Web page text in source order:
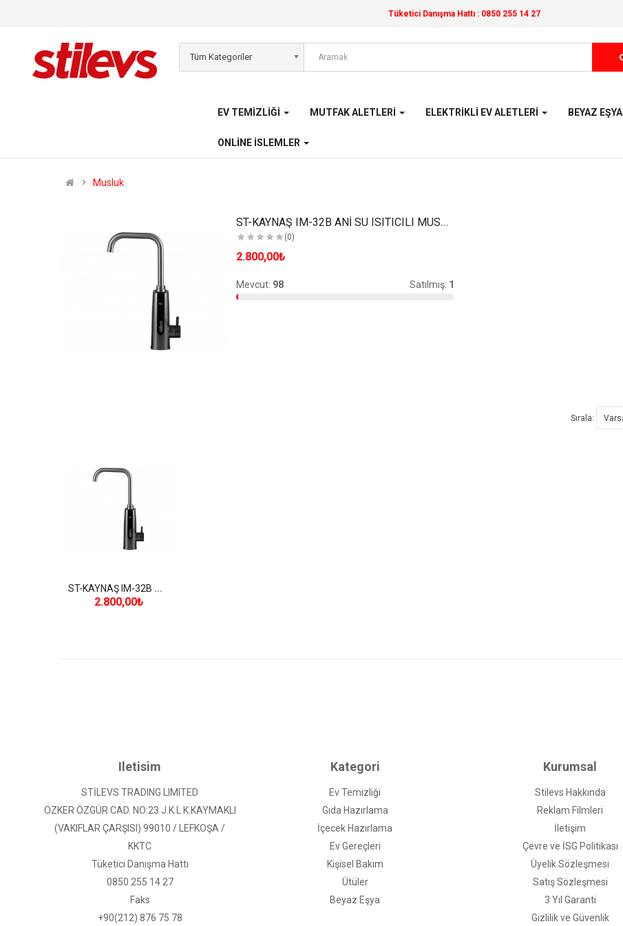
Tüketici Danışma Hattı : 0850 255 14 27
Tüm Kategoriler
EV TEMIZLIĞI MUTFAK ALETLERI ELEKTRIKLI EV ALETLERI BEYAZ EŞYA
ONLINE İSLEMLER
Musluk
ST-KAYNAŞ IM-32B ANİ SU ISITICILI MUSLUK
(0)
2.800,00₺
Mevcut: 98 Satılmış: 1
Sırala:
S
T-KAYNAŞ IM-32B ANİ SU ISITICILI MUSLUK
2.800,00₺
Iletisim
STİLEVS TRADING LIMITED
ÖZKER ÖZGÜR CAD. NO:23 J.K.L K.KAYMAKLI
(VAKIFLAR ÇARŞISI) 99010 / LEFKOŞA /
KKTC
Tüketici Danışma Hattı
0850 255 14 27
Faks
+90(212) 876 75 78
Kategori
Ev Temizliği
Gıda Hazırlama
İçecek Hazırlama
Ev Gereçleri
Kişisel Bakım
Ütüler
Beyaz Eşya
Kurumsal
Stilevs Hakkında
Reklam Filmleri
İletişim
Çevre ve İSG Politikası
Üyelik Sözleşmesi
Satış Sözleşmesi
3 Yıl Garanti
Gizlilik ve Güvenlik